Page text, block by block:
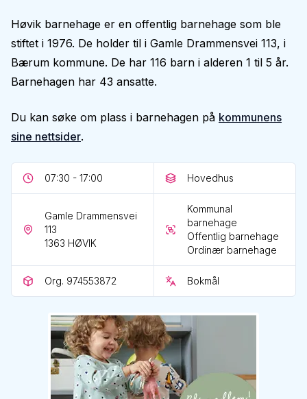
Høvik barnehage er en offentlig barnehage som ble
stiftet i 1976. De holder til i Gamle Drammensvei 113, i
Bærum kommune. De har 116 barn i alderen 1 til 5 år.
Barnehagen har 43 ansatte.
Du kan søke om plass i barnehagen på kommunens
sine nettsider.
07:30 - 17:00 Hovedhus
Gamle Drammensvei
113
1363 HØVIK
Kommunal
barnehage
Offentlig barnehage
Ordinær barnehage
Org. 974553872 Bokmål